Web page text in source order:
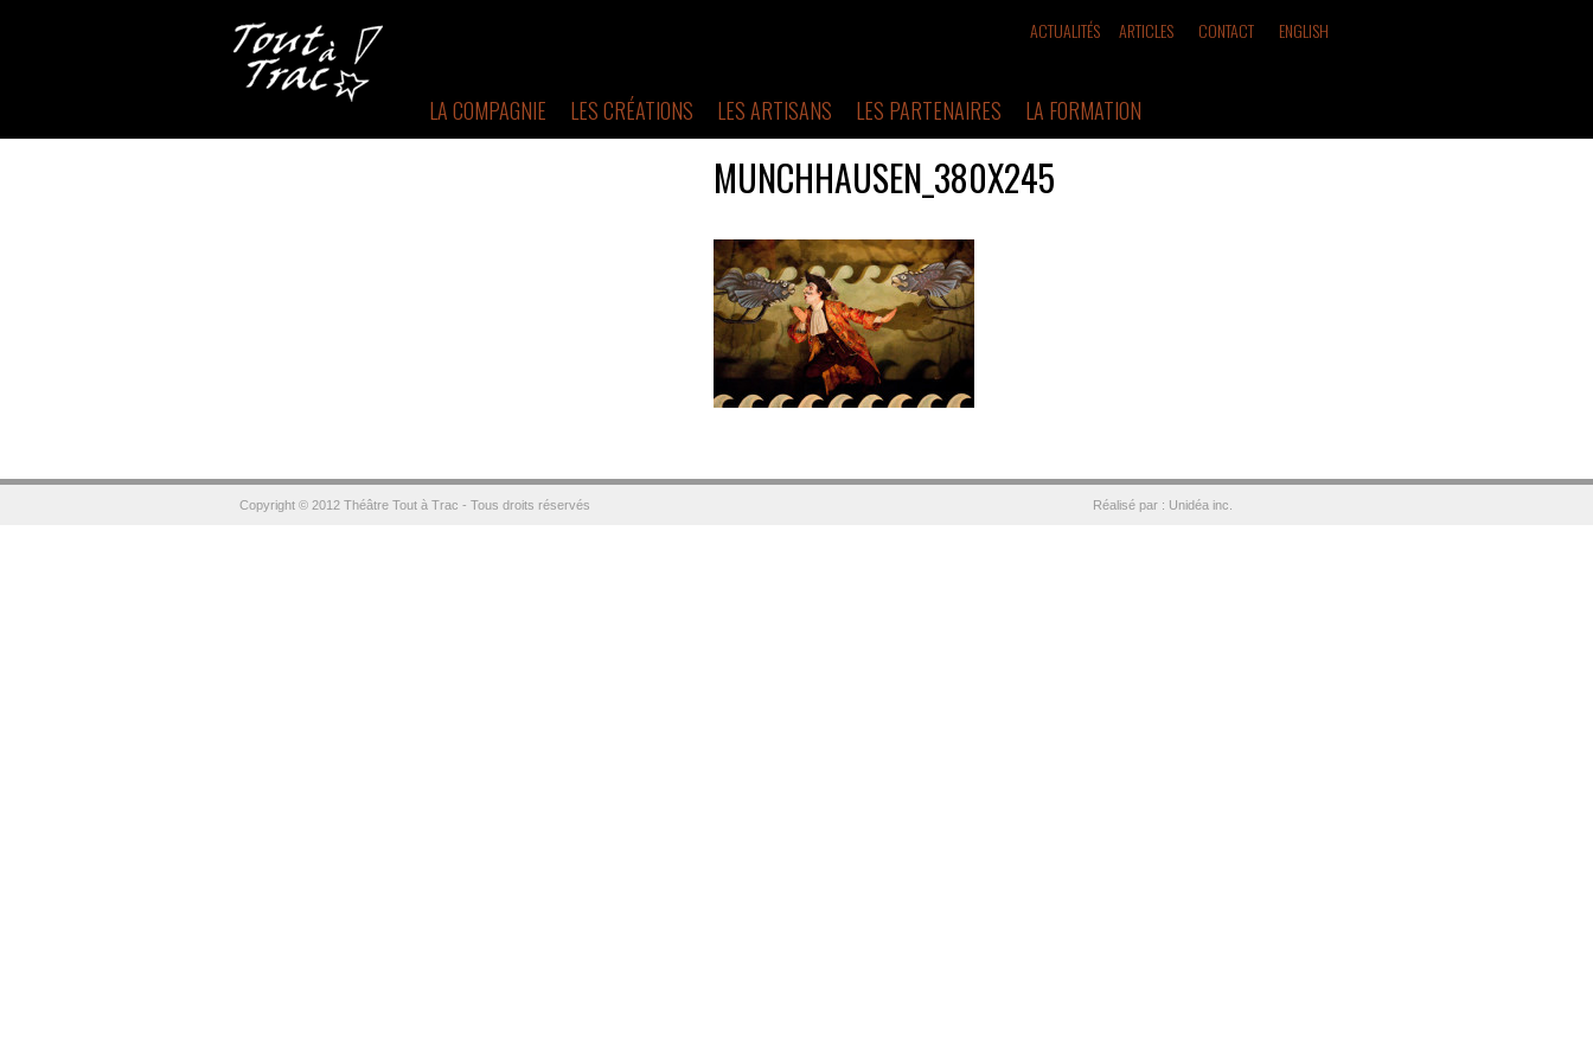
ENGLISH
ACTUALITÉS ARTICLES CONTACT
LA COMPAGNIE LES CRÉATIONS LES ARTISANS LES PARTENAIRES LA FORMATION
MUNCHHAUSEN_380X245
Copyright © 2012 Théâtre Tout à Trac - Tous droits réservés Réalisé par : Unidéa inc.